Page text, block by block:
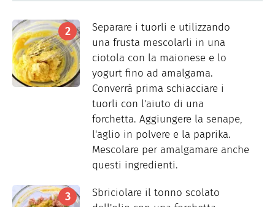
Separare i tuorli e utilizzando
una frusta mescolarli in una
ciotola con la maionese e lo
yogurt fino ad amalgama.
Converrà prima schiacciare i
tuorli con l'aiuto di una
forchetta. Aggiungere la senape,
l'aglio in polvere e la paprika.
Mescolare per amalgamare anche
questi ingredienti.
Sbriciolare il tonno scolato